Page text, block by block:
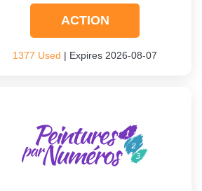
ACTION
1377 Used | Expires 2026-08-07